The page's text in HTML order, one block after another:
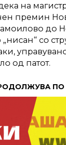
на
премин
до
со
од патот.
ПО